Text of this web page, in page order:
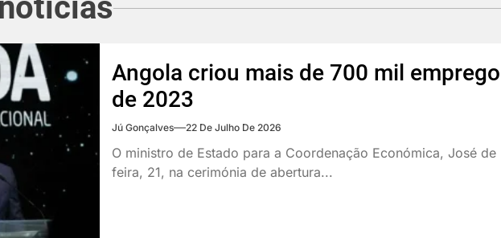
Angola criou mais de 700 mil
de 2023
Jú Gonçalves 22 De Julho De 2026
O ministro de Estado para a Coordenação Económica, José
feira, 21, na cerimónia de abertura...